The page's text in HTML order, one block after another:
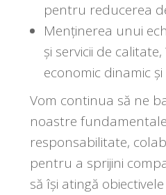
pentru reducerea
Menținerea unui
și servicii de
economic dinamic
Vom continua să ne
noastre
responsabilitate,
pentru a sprijini
să își atingă